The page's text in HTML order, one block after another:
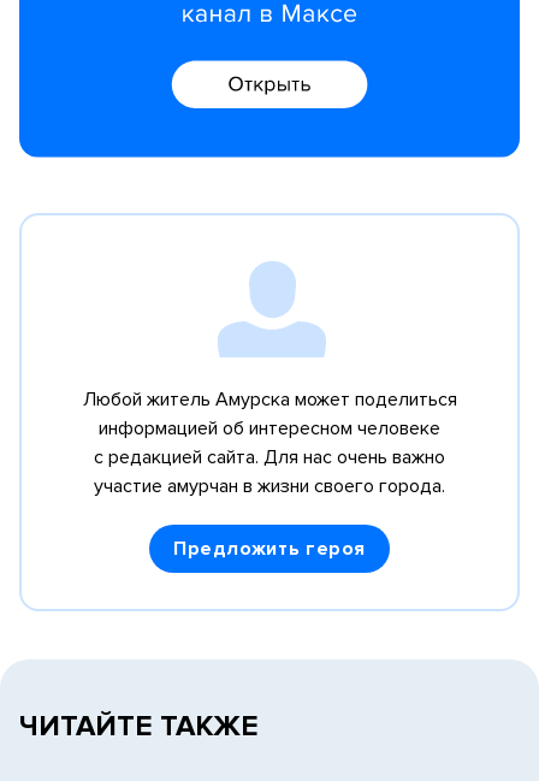
Любой житель Амурска может поделиться
информацией об интересном человеке
с редакцией сайта. Для нас очень важно
участие амурчан в жизни своего города.
Предложить героя
ЧИТАЙТЕ ТАКЖЕ